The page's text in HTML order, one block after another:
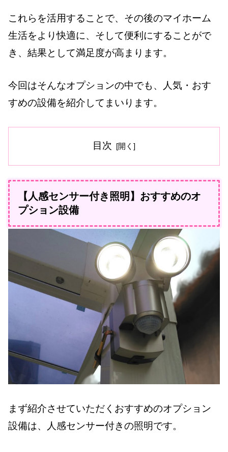
これらを活用することで、その後のマイホーム
生活をより快適に、そして便利にすることがで
き、結果として満足度が高まります。
今回はそんなオプションの中でも、人気・おす
すめの設備を紹介してまいります。
目次
【人感センサー付き照明】おすすめのオ
プション設備
まず紹介させていただくおすすめのオプション
設備は、人感センサー付きの照明です。